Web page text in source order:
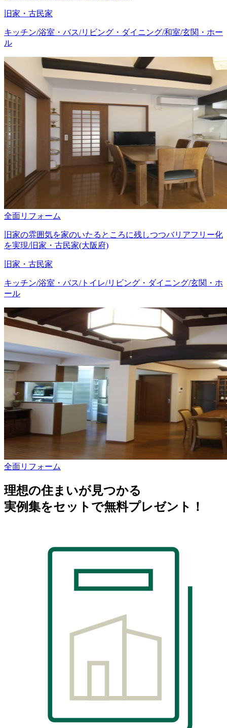
旧家・古民家
キッチン/浴室・バス/リビング・ダイニング/和室/玄関・ホー
ル
全面リフォーム
旧家の雰囲気を家のいたるところに残しつつバリアフリー化
を実現/旧家・古民家(大阪府)
旧家・古民家
キッチン/浴室・バス/トイレ/リビング・ダイニング/玄関・ホ
ール
全面リフォーム
理想の住まいが見つかる
実例集をセットで無料プレゼント！